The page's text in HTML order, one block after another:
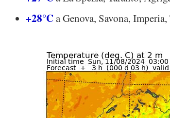
+28°Ca Genova, Savona,